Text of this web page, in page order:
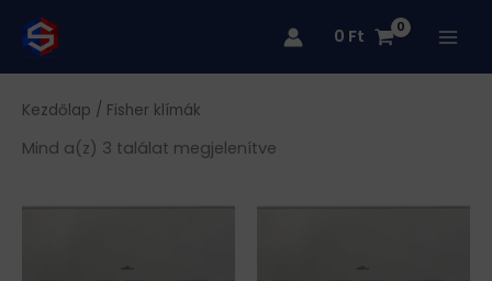
0 Ft
Kezdőlap / Fisher klímák
Mind a(z) 3 találat megjelenítve